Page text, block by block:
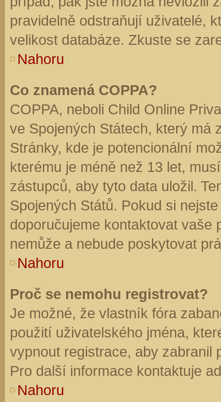
pravidelně odstraňují uživatelé,
velikost databáze. Zkuste se
Nahoru
Co znamená COPPA?
COPPA, neboli Child Online
ve Spojených Státech, který má
Stránky, kde je potencionální
kterému je méně než 13 let,
zástupců, aby tyto data uložil.
Spojených Států. Pokud si
doporučujeme kontaktovat vaše
nemůže a nebude poskytovat
Nahoru
Proč se nemohu registrovat?
Je možné, že vlastník fóra
použití uživatelského jména,
vypnout registrace, aby zabranil
Pro další informace kontaktuje
Nahoru